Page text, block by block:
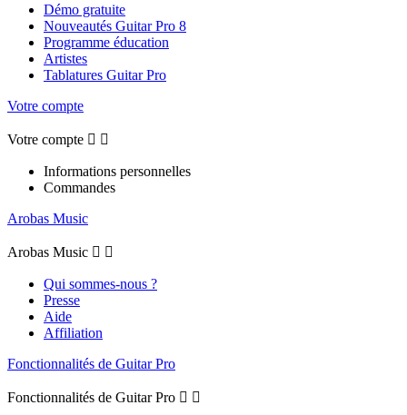
Démo gratuite
Nouveautés Guitar Pro 8
Programme éducation
Artistes
Tablatures Guitar Pro
Votre compte
Votre compte  
Informations personnelles
Commandes
Arobas Music
Arobas Music  
Qui sommes-nous ?
Presse
Aide
Affiliation
Fonctionnalités de Guitar Pro
Fonctionnalités de Guitar Pro  